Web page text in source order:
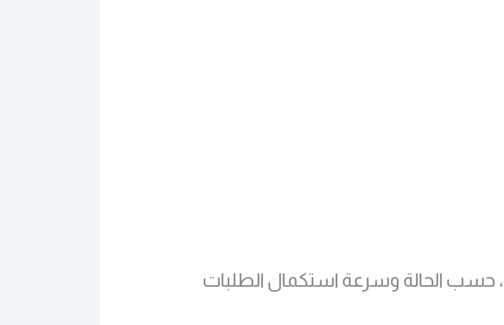
، حسب الحالة وسرعة استكمال الطلبات